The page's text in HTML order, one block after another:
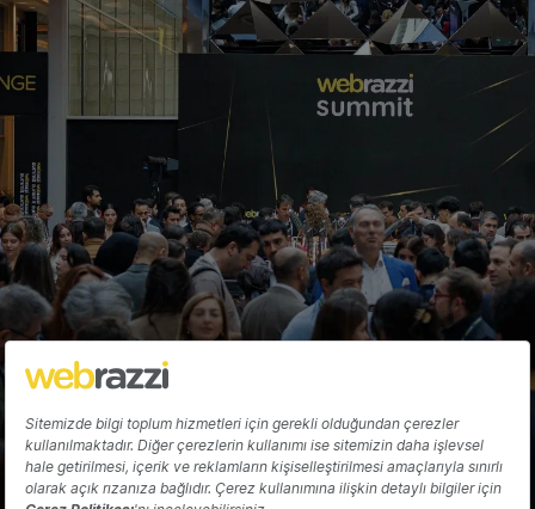
Walmart'ın MP3 mağazası ve rekabet
avantajı
Hakkında Yazarlar